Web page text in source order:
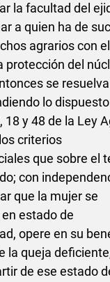
la facultad del
a quien ha de
agrarios con el
protección del
se resuelva
lo
18 y 48 de la Ley
criterios
que sobre el
con
que la mujer se
estado de
opere en su
la queja
de ese estado